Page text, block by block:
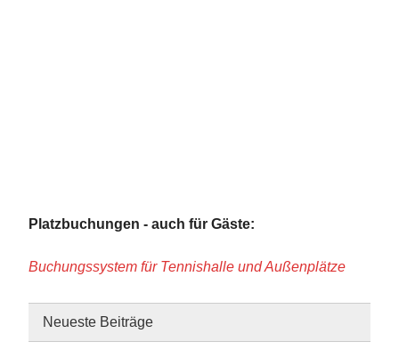
Platzbuchungen - auch für Gäste:
Buchungssystem für Tennishalle und Außenplätze
Neueste Beiträge